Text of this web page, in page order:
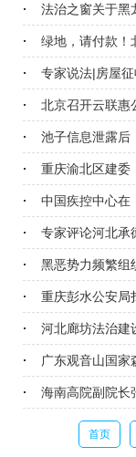
工款项没有合法
法治之窗关于黑
事实的声明
绿地，请付款！
专家说法|房屋
还
北京召开云联惠
池子信息泄露后
重庆渝北区建委
中国疾控中心在
讲了什么？
专家评论河北承
黑恶势力频繁组
与企业
重庆彭水公安局
河北廊坊法治建
广东观音山国家
海南高院副院长
首页